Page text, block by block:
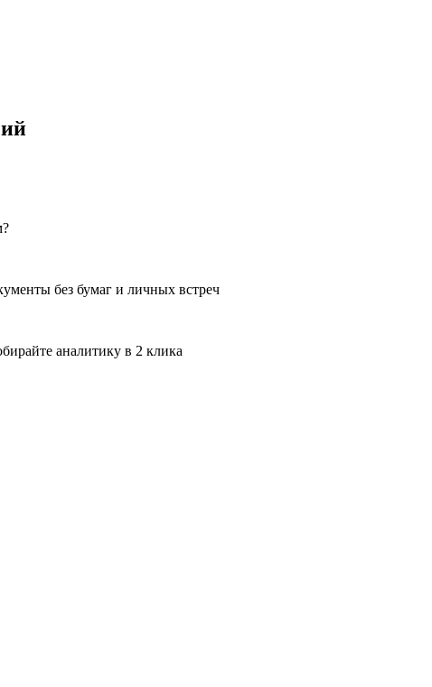
без бумаг и личных встреч
аналитику в 2 клика